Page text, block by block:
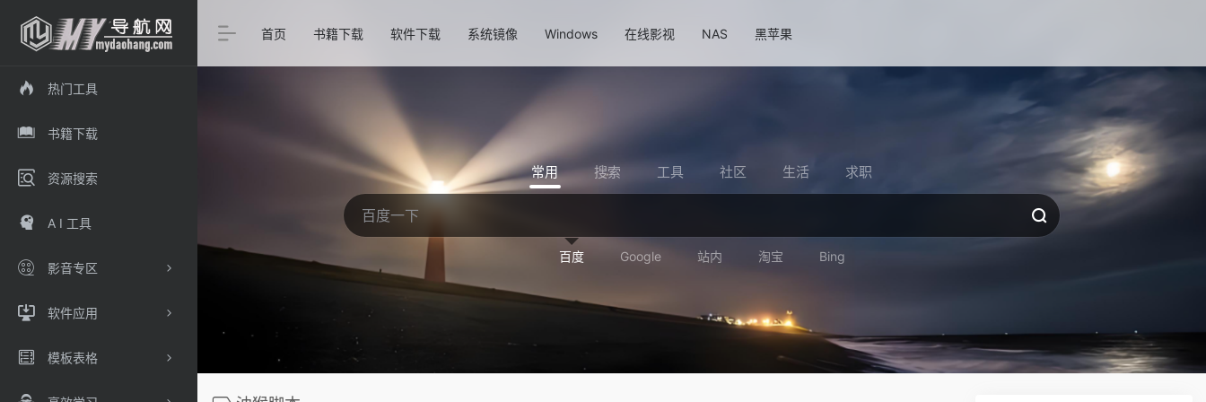
热门工具
书籍下载
资源搜索
A I 工具
影音专区
软件应用
模板表格
首页 书籍下载 软件下载 系统镜像 Windows 在线影视 NAS 黑苹果
常用 搜索 工具 社区 生活 求职
百度 Google 站内 淘宝 Bing